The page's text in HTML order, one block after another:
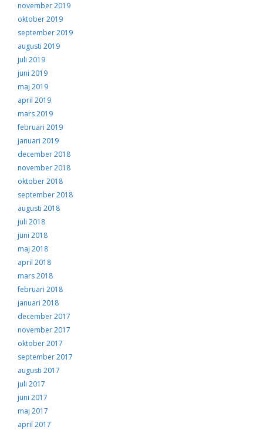
november 2019
oktober 2019
september 2019
augusti 2019
juli 2019
juni 2019
maj 2019
april 2019
mars 2019
februari 2019
januari 2019
december 2018
november 2018
oktober 2018
september 2018
augusti 2018
juli 2018
juni 2018
maj 2018
april 2018
mars 2018
februari 2018
januari 2018
december 2017
november 2017
oktober 2017
september 2017
augusti 2017
juli 2017
juni 2017
maj 2017
april 2017